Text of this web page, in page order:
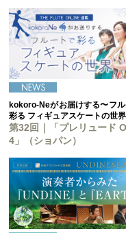
kokoro-Neがお届けする〜フ
彩る フィギュアスケートの世
第32回｜「プレリュード
4」（ショパン）